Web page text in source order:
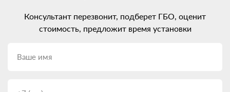
Консультант перезвонит, подберет ГБО, оценит
стоимость, предложит время установки